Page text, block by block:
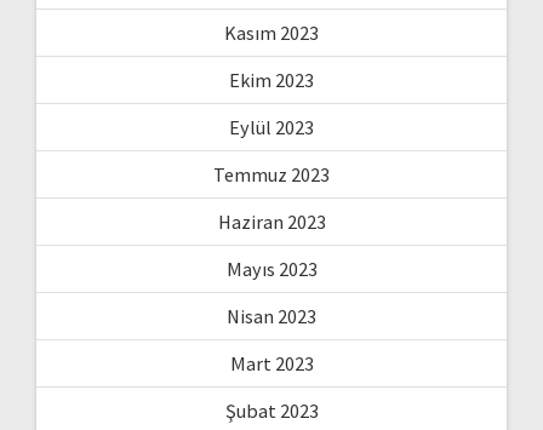
Kasım 2023
Ekim 2023
Eylül 2023
Temmuz 2023
Haziran 2023
Mayıs 2023
Nisan 2023
Mart 2023
Şubat 2023